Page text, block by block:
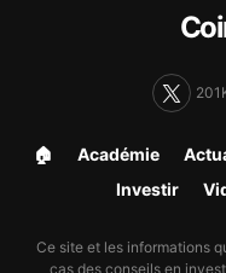
🏠︎ Académie
Investir
Ce site et les informations
cas des conseils en